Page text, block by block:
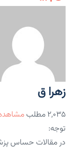
زهرا ق
۲,۰۳۵ مطلب
توجه:
در مقالات حساس